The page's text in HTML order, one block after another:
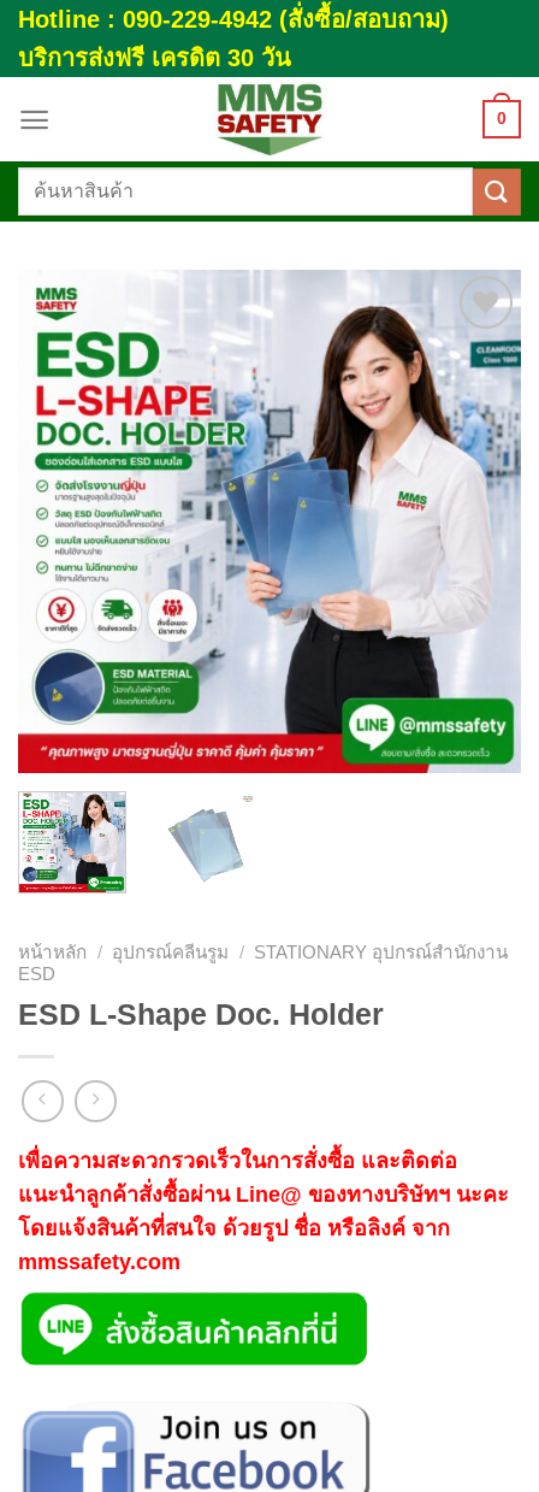
Skip
to
content
Hotline : 090-229-4942 (สั่งซื้อ/สอบถาม)
บริการส่งฟรี เครดิต 30 วัน
0
ค้นหา:
Add to
wishlist
หน้าหลัก / อุปกรณ์คลีนรูม / STATIONARY อุปกรณ์สำนักงาน
ESD
ESD L-Shape Doc. Holder
เพื่อความสะดวกรวดเร็วในการสั่งซื้อ และติดต่อ
แนะนำลูกค้าสั่งซื้อผ่าน Line@ ของทางบริษัทฯ นะคะ
โดยแจ้งสินค้าที่สนใจ ด้วยรูป ชื่อ หรือลิงค์ จาก
mmssafety.com